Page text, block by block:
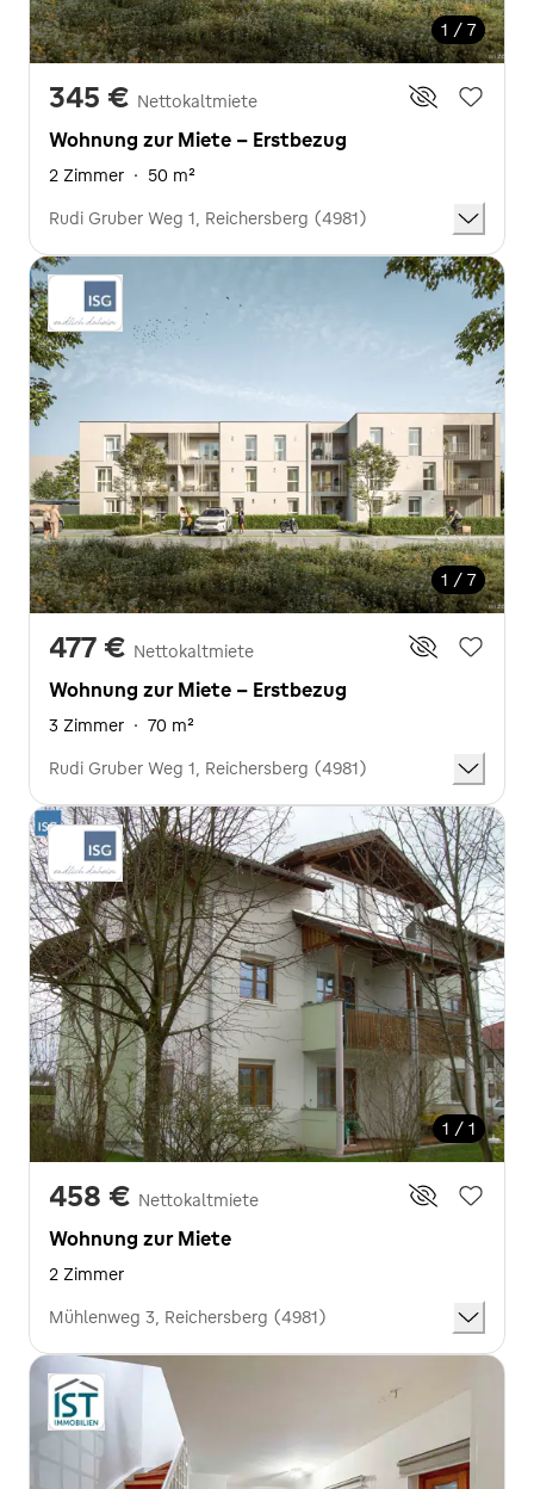
1 / 7
345 € Nettokaltmiete
Wohnung zur Miete - Erstbezug
2 Zimmer · 50 m²
Rudi Gruber Weg 1, Reichersberg (4981)
1 / 7
477 € Nettokaltmiete
Wohnung zur Miete - Erstbezug
3 Zimmer · 70 m²
Rudi Gruber Weg 1, Reichersberg (4981)
1 / 1
458 € Nettokaltmiete
Wohnung zur Miete
2 Zimmer
Mühlenweg 3, Reichersberg (4981)